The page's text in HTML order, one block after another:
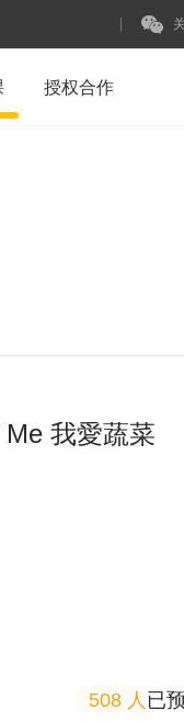
授权合作
我愛蔬菜
508 人 已